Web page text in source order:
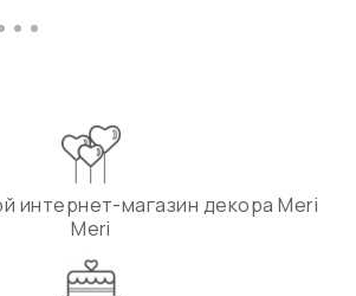
интернет-магазин декора Meri
Meri